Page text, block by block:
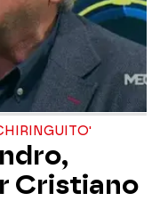
Cristiano